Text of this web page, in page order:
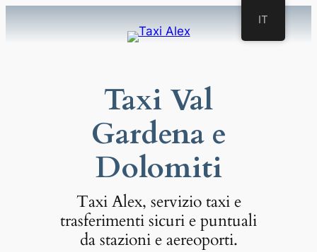
Taxi Val
Gardena e
Dolomiti
Taxi Alex, servizio taxi e
trasferimenti sicuri e puntuali
da stazioni e aereoporti.
IT